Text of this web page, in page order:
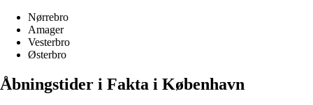
Nørrebro
Amager
Vesterbro
Østerbro
Åbningstider i Fakta i København